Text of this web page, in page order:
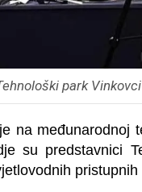
park
na međunarodnoj
su predstavnici
pristupnih